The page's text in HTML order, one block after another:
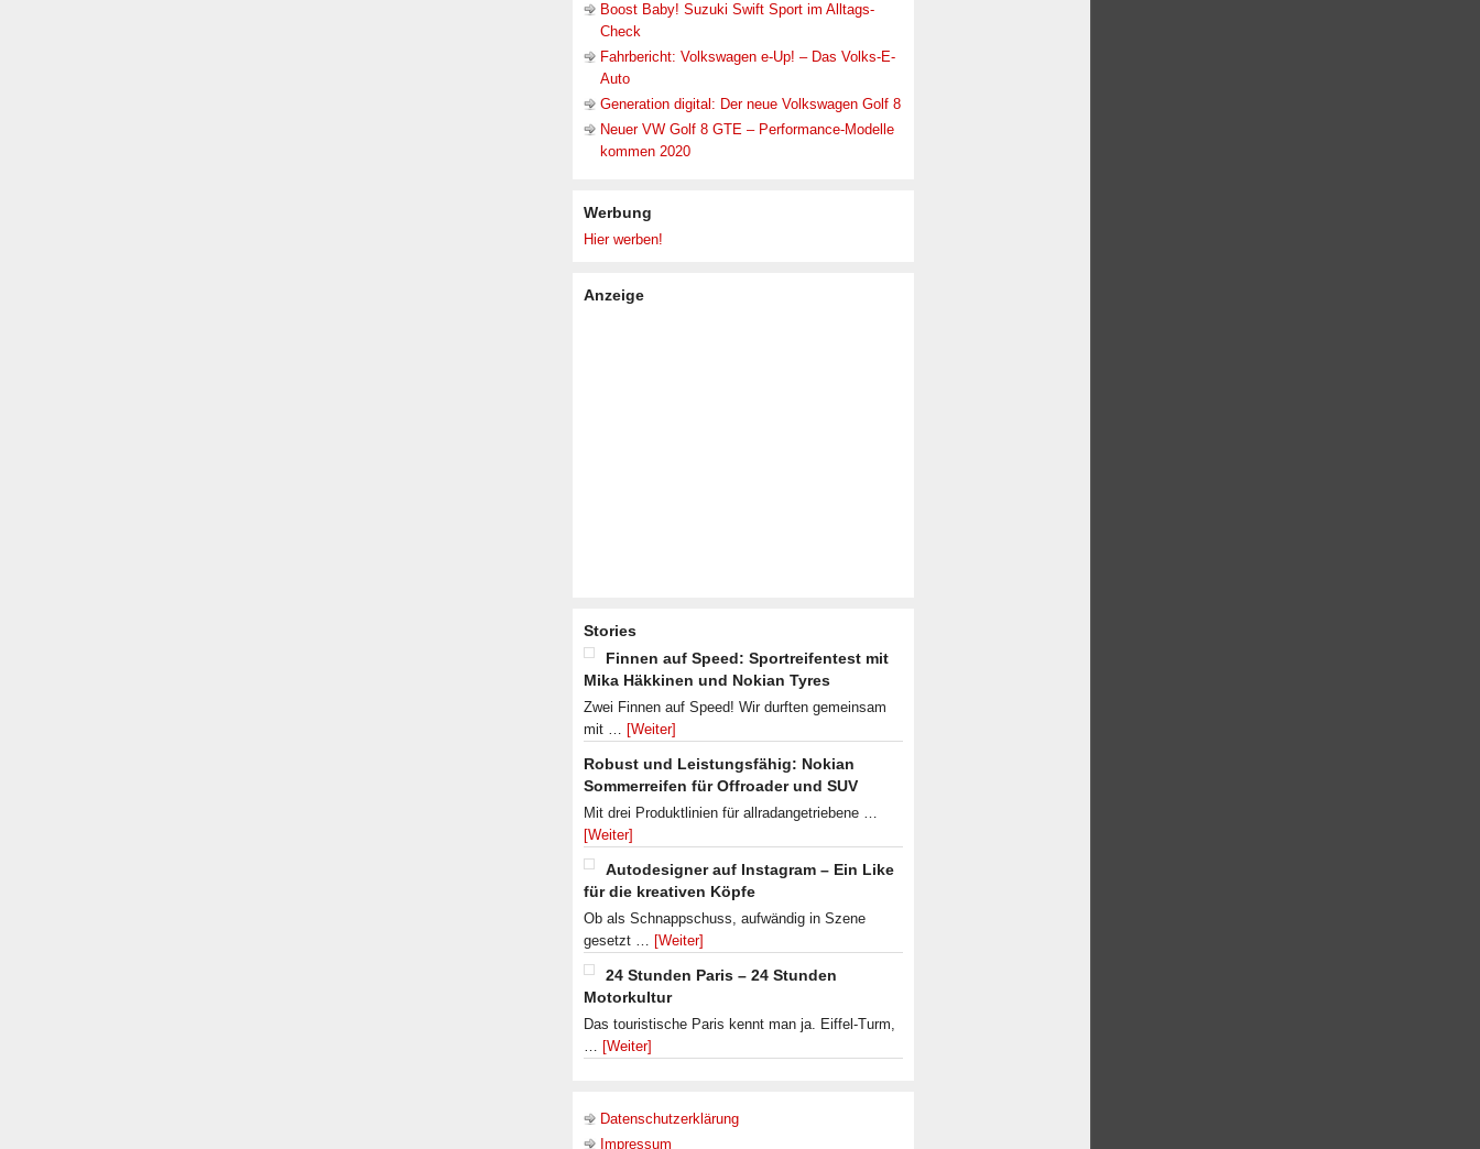
Boost Baby! Suzuki Swift Sport im Alltags-
Check
Fahrbericht: Volkswagen e-Up! – Das Volks-E-
Auto
Generation digital: Der neue Volkswagen Golf 8
Neuer VW Golf 8 GTE – Performance-Modelle
kommen 2020
Werbung
Hier werben!
Anzeige
Stories
Finnen auf Speed: Sportreifentest mit
Mika Häkkinen und Nokian Tyres
Zwei Finnen auf Speed! Wir durften gemeinsam
mit … [Weiter]
Robust und Leistungsfähig: Nokian
Sommerreifen für Offroader und SUV
Mit drei Produktlinien für allradangetriebene …
[Weiter]
Autodesigner auf Instagram – Ein Like
für die kreativen Köpfe
Ob als Schnappschuss, aufwändig in Szene
gesetzt … [Weiter]
24 Stunden Paris – 24 Stunden
Motorkultur
Das touristische Paris kennt man ja. Eiffel-Turm,
… [Weiter]
Datenschutzerklärung
Impressum